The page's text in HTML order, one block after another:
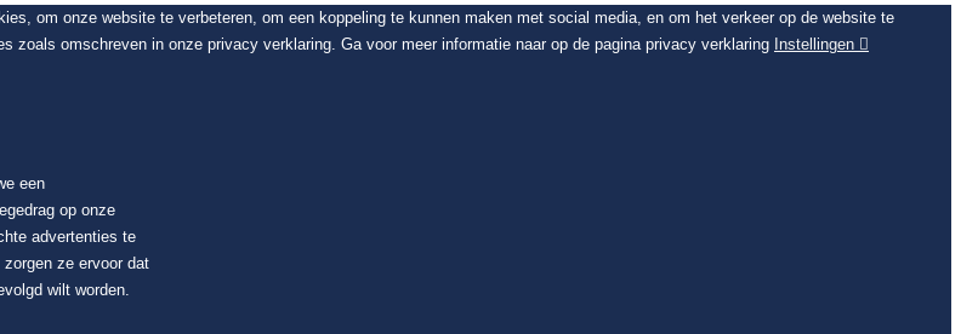
om onze website te verbeteren, om een koppeling te kunnen maken met social media, en om het verkeer op de website te
omschreven in onze privacy verklaring. Ga voor meer informatie naar op de pagina privacy verklaring Instellingen
een
op onze
advertenties te
ze ervoor dat
wilt worden.